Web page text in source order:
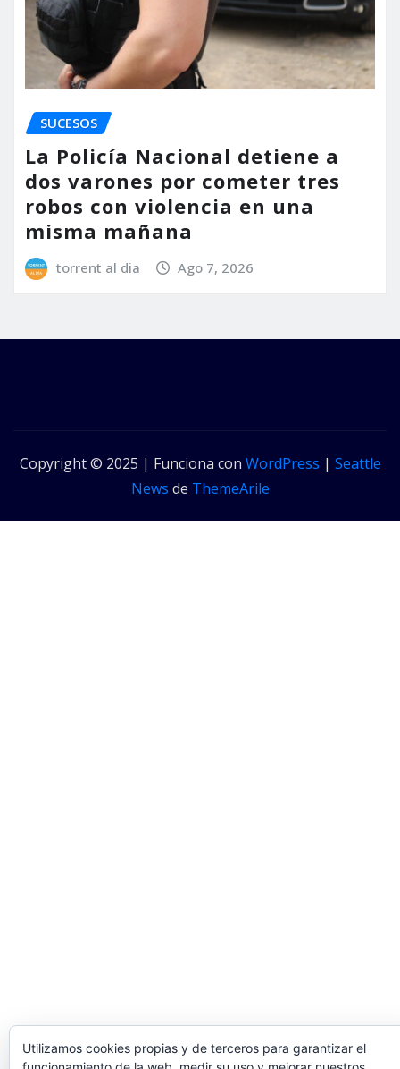
SUCESOS
La Policía Nacional detiene a
dos varones por cometer tres
robos con violencia en una
misma mañana
torrent al dia Ago 7, 2026
Copyright © 2025 | Funciona con WordPress | Seattle
News de ThemeArile
Utilizamos cookies propias y de terceros para garantizar el